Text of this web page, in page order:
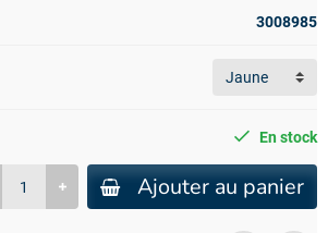
3008985
En stock
Ajouter au panier